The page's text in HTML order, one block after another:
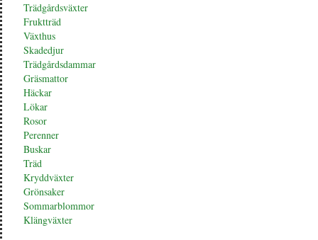
Trädgårdsväxter
Fruktträd
Växthus
Skadedjur
Trädgårdsdammar
Gräsmattor
Häckar
Lökar
Rosor
Perenner
Buskar
Träd
Kryddväxter
Grönsaker
Sommarblommor
Klängväxter